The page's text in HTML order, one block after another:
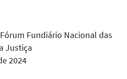
Fundiário Nacional das
Justiça
2024